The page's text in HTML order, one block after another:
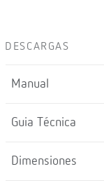
DESCARGAS
Manual
Guia Técnica
Dimensiones